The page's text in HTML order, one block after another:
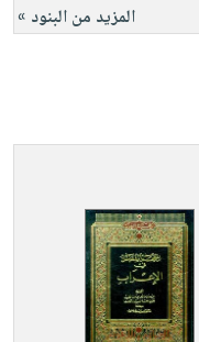
المزيد من البنود »